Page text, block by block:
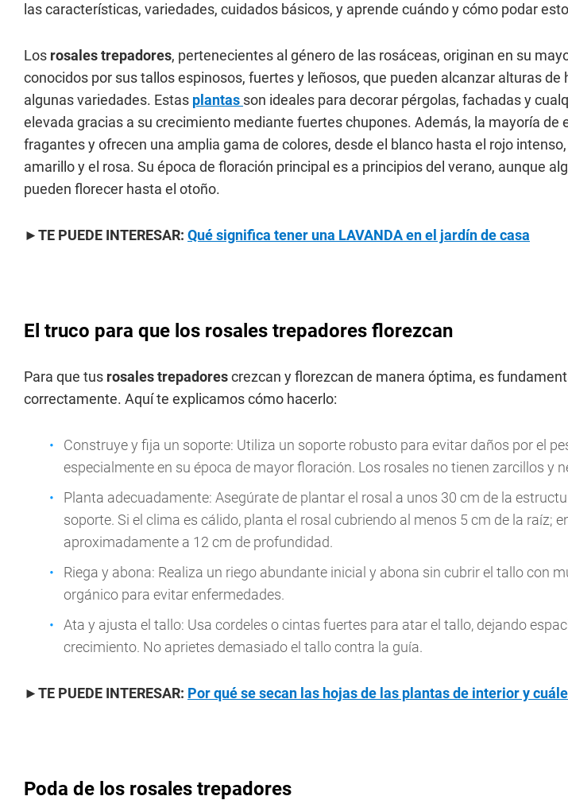
las características, variedades, cuidados básicos, y aprende cuándo y cómo podar
Los rosales trepadores, pertenecientes al género de las rosáceas, originan en su
conocidos por sus tallos espinosos, fuertes y leñosos, que pueden alcanzar alturas de
algunas variedades. Estas plantas son ideales para decorar pérgolas, fachadas y
elevada gracias a su crecimiento mediante fuertes chupones. Además, la mayoría de
fragantes y ofrecen una amplia gama de colores, desde el blanco hasta el rojo intenso,
amarillo y el rosa. Su época de floración principal es a principios del verano, aunque
pueden florecer hasta el otoño.
►TE PUEDE INTERESAR: Qué significa tener una LAVANDA en el jardín de casa
El truco para que los rosales trepadores florezcan
Para que tus rosales trepadorescrezcan y florezcan de manera óptima, es
correctamente. Aquí te explicamos cómo hacerlo:
Construye y fija un soporte: Utiliza un soporte robusto para evitar daños por el
especialmente en su época de mayor floración. Los rosales no tienen zarcillos y
Planta adecuadamente: Asegúrate de plantar el rosal a unos 30 cm de la
soporte. Si el clima es cálido, planta el rosal cubriendo al menos 5 cm de la raíz;
aproximadamente a 12 cm de profundidad.
Riega y abona: Realiza un riego abundante inicial y abona sin cubrir el tallo con
orgánico para evitar enfermedades.
Ata y ajusta el tallo: Usa cordeles o cintas fuertes para atar el tallo, dejando
crecimiento. No aprietes demasiado el tallo contra la guía.
►TE PUEDE INTERESAR: Por qué se secan las hojas de las plantas de interior y
Poda de los rosales trepadores